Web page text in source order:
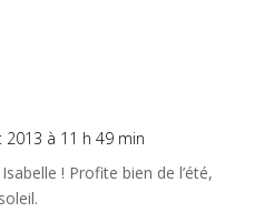
2013 à 11 h 49 min
! Profite bien de l’été,